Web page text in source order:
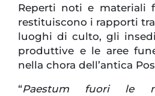
Reperti noti e materiali
restituiscono i rapporti
luoghi di culto, gli
produttive e le aree
nella chora dell’antica
“Paestum fuori le